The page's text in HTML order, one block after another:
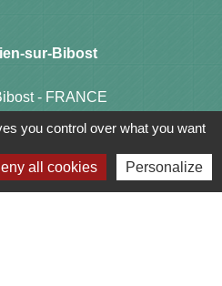
sur-Bibost
- FRANCE
you control over what you want
all cookies Personalize